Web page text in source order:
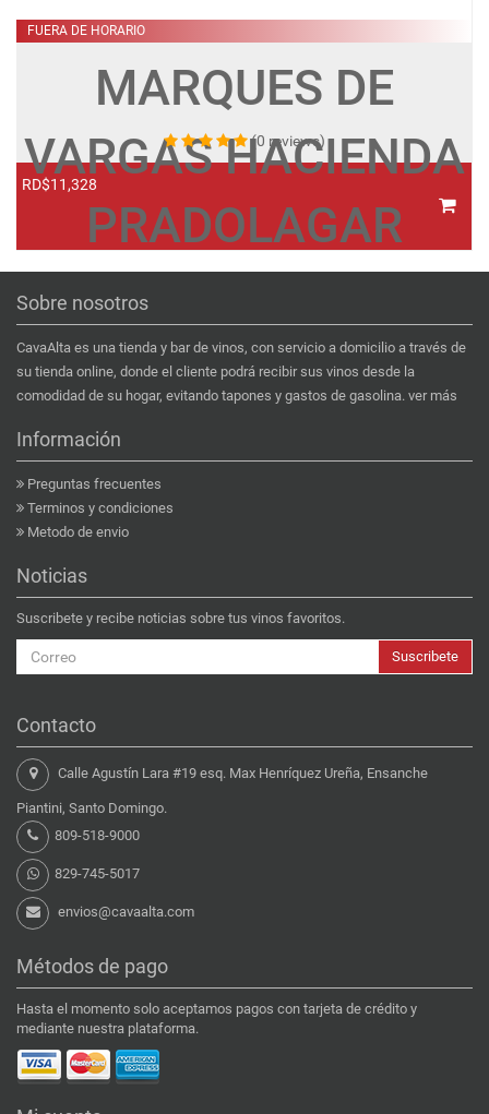
FUERA DE HORARIO
MARQUES DE
VARGAS HACIENDA
PRADOLAGAR
(0 reviews)
RD$11,328
Sobre nosotros
CavaAlta es una tienda y bar de vinos, con servicio a domicilio a través de
su tienda online, donde el cliente podrá recibir sus vinos desde la
comodidad de su hogar, evitando tapones y gastos de gasolina. ver más
Información
Preguntas frecuentes
Terminos y condiciones
Metodo de envio
Noticias
Suscribete y recibe noticias sobre tus vinos favoritos.
Suscribete
Contacto
Calle Agustín Lara #19 esq. Max Henríquez Ureña, Ensanche
Piantini, Santo Domingo.
809-518-9000
829-745-5017
envios@cavaalta.com
Métodos de pago
Hasta el momento solo aceptamos pagos con tarjeta de crédito y
mediante nuestra plataforma.